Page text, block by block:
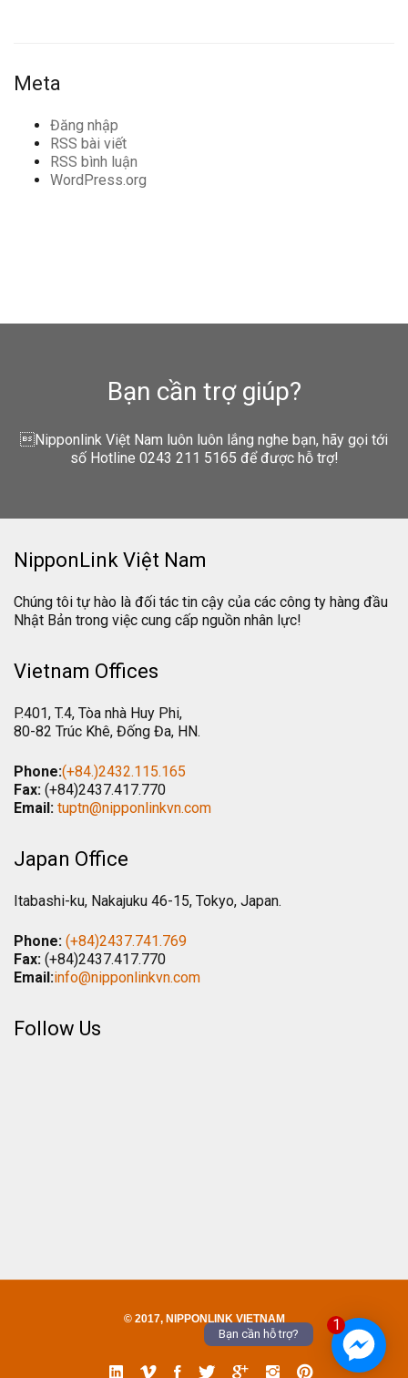
1
Bạn cần hỗ trợ?
Meta
Đăng nhập
RSS bài viết
RSS bình luận
WordPress.org
Bạn cần trợ giúp?
Nipponlink Việt Nam luôn luôn lắng nghe bạn, hãy gọi tới
số Hotline 0243 211 5165 để được hỗ trợ!
NipponLink Việt Nam
Chúng tôi tự hào là đối tác tin cậy của các công ty hàng đầu
Nhật Bản trong việc cung cấp nguồn nhân lực!
Vietnam Offices
P.401, T.4, Tòa nhà Huy Phi,
80-82 Trúc Khê, Đống Đa, HN.
Phone:(+84.)2432.115.165
Fax: (+84)2437.417.770
Email: tuptn@nipponlinkvn.com
Japan Office
Itabashi-ku, Nakajuku 46-15, Tokyo, Japan.
Phone: (+84)2437.741.769
Fax: (+84)2437.417.770
Email:info@nipponlinkvn.com
Follow Us
© 2017, NIPPONLINK VIETNAM
LinkedVimeoFacebook
TwitterGoogleInstgram
Pinterest